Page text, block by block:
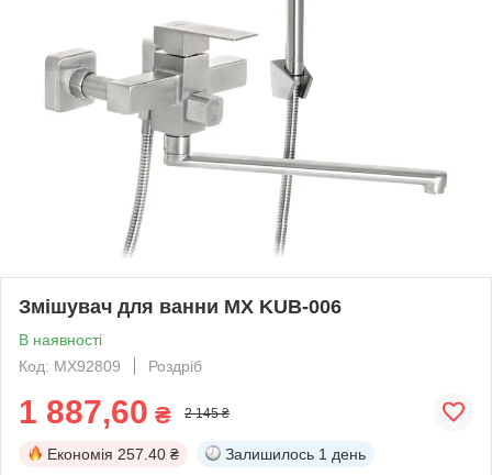
Змішувач для ванни MX KUB-006
В наявності
Код: MX92809
Роздріб
1 887,60 ₴ 2 145 ₴
Економія 257.40 ₴ Залишилось 1 день